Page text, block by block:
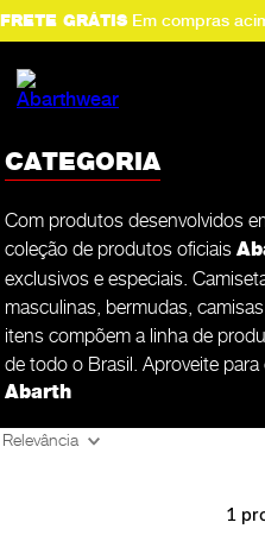
FRETE GRÁTISEm compras
CATEGORIA
Com produtos desenvolvidos
coleção de produtos oficiais
exclusivos e especiais.
masculinas, bermudas,
itens compõem a linha de
de todo o Brasil. Aproveite
Abarth
Relevância
1